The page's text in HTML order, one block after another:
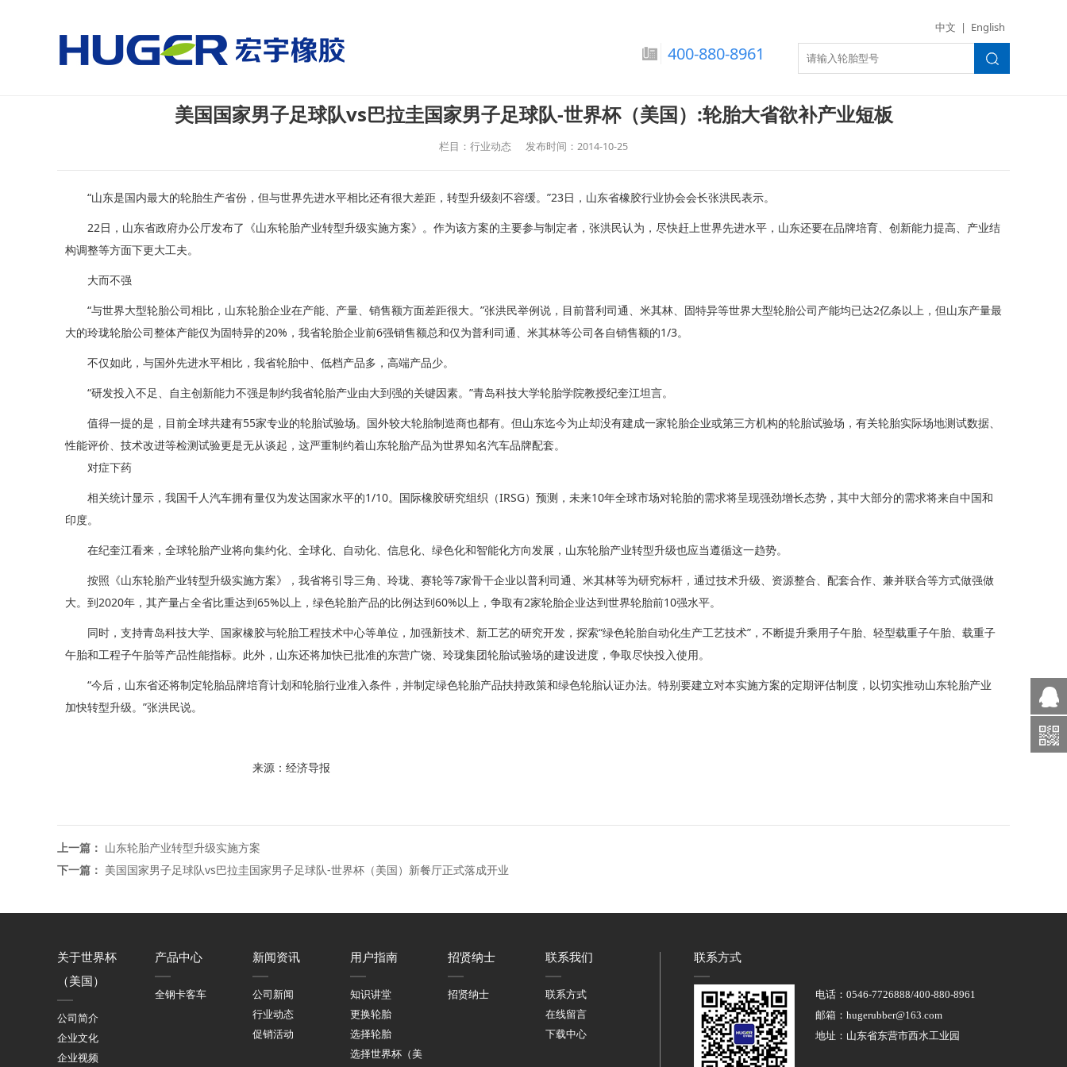
美国国家男子足球队vs巴拉圭国家男子足球队-世界杯（美国） 中文 | English
400-880-8961
美国国家男子足球队vs巴拉圭国家男子足球队-世界杯（美国）:轮胎大省欲补产业短板
栏目：行业动态 发布时间：2014-10-25
“山东是国内最大的轮胎生产省份，但与世界先进水平相比还有很大差距，转型升级刻不容缓。”23日，山东省橡胶行业协会会长张洪民表示。
22日，山东省政府办公厅发布了《山东轮胎产业转型升级实施方案》。作为该方案的主要参与制定者，张洪民认为，尽快赶上世界先进水平，山东还要在品牌培育、创新能力提高、产业结
构调整等方面下更大工夫。
大而不强
“与世界大型轮胎公司相比，山东轮胎企业在产能、产量、销售额方面差距很大。”张洪民举例说，目前普利司通、米其林、固特异等世界大型轮胎公司产能均已达2亿条以上，但山东产量最
大的玲珑轮胎公司整体产能仅为固特异的20%，我省轮胎企业前6强销售额总和仅为普利司通、米其林等公司各自销售额的1/3。
不仅如此，与国外先进水平相比，我省轮胎中、低档产品多，高端产品少。
“研发投入不足、自主创新能力不强是制约我省轮胎产业由大到强的关键因素。”青岛科技大学轮胎学院教授纪奎江坦言。
值得一提的是，目前全球共建有55家专业的轮胎试验场。国外较大轮胎制造商也都有。但山东迄今为止却没有建成一家轮胎企业或第三方机构的轮胎试验场，有关轮胎实际场地测试数据、
性能评价、技术改进等检测试验更是无从谈起，这严重制约着山东轮胎产品为世界知名汽车品牌配套。
对症下药
相关统计显示，我国千人汽车拥有量仅为发达国家水平的1/10。国际橡胶研究组织（IRSG）预测，未来10年全球市场对轮胎的需求将呈现强劲增长态势，其中大部分的需求将来自中国和
印度。
在纪奎江看来，全球轮胎产业将向集约化、全球化、自动化、信息化、绿色化和智能化方向发展，山东轮胎产业转型升级也应当遵循这一趋势。
按照《山东轮胎产业转型升级实施方案》，我省将引导三角、玲珑、赛轮等7家骨干企业以普利司通、米其林等为研究标杆，通过技术升级、资源整合、配套合作、兼并联合等方式做强做
大。到2020年，其产量占全省比重达到65%以上，绿色轮胎产品的比例达到60%以上，争取有2家轮胎企业达到世界轮胎前10强水平。
同时，支持青岛科技大学、国家橡胶与轮胎工程技术中心等单位，加强新技术、新工艺的研究开发，探索“绿色轮胎自动化生产工艺技术”，不断提升乘用子午胎、轻型载重子午胎、载重子
午胎和工程子午胎等产品性能指标。此外，山东还将加快已批准的东营广饶、玲珑集团轮胎试验场的建设进度，争取尽快投入使用。
“今后，山东省还将制定轮胎品牌培育计划和轮胎行业准入条件，并制定绿色轮胎产品扶持政策和绿色轮胎认证办法。特别要建立对本实施方案的定期评估制度，以切实推动山东轮胎产业
加快转型升级。”张洪民说。
来源：经济导报
上一篇： 山东轮胎产业转型升级实施方案
下一篇： 美国国家男子足球队vs巴拉圭国家男子足球队-世界杯（美国）新餐厅正式落成开业
关于世界杯
（美国）
公司简介
企业文化
企业视频
产品中心
全钢卡客车
新闻资讯
公司新闻
行业动态
促销活动
用户指南
知识讲堂
更换轮胎
选择轮胎
选择世界杯（美
招贤纳士
招贤纳士
联系我们
联系方式
在线留言
下载中心
联系方式
电话：0546-7726888/400-880-8961
邮箱：hugerubber@163.com
地址：山东省东营市西水工业园